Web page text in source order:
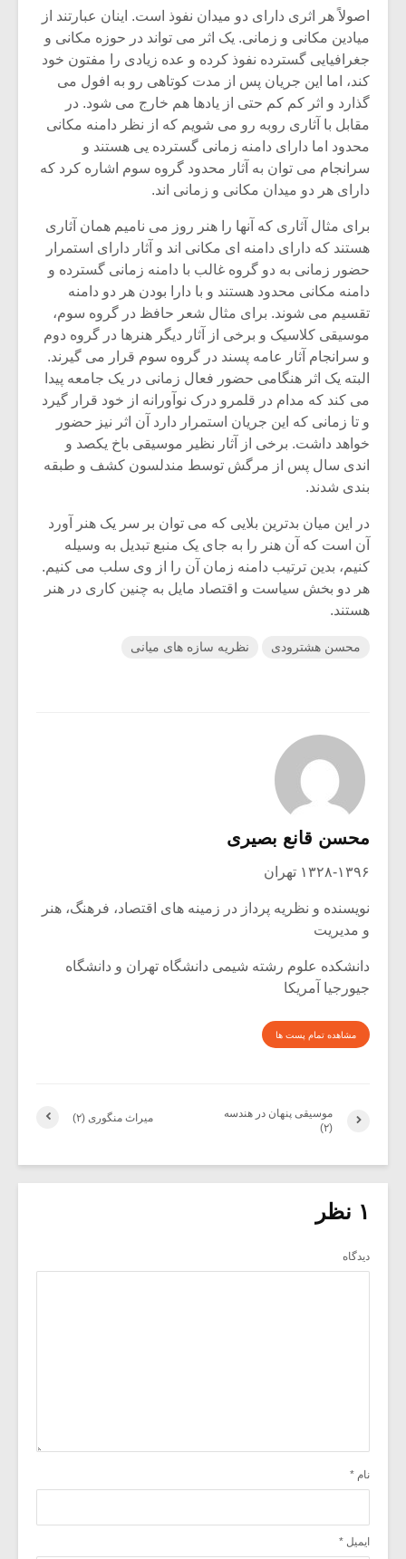
اصولاً هر اثری دارای دو میدان نفوذ است. اینان عبارتند از
میادین مکانی و زمانی. یک اثر می تواند در حوزه مکانی و
جغرافیایی گسترده نفوذ کرده و عده زیادی را مفتون خود
کند، اما این جریان پس از مدت کوتاهی رو به افول می
گذارد و اثر کم کم حتی از یادها هم خارج می شود. در
مقابل با آثاری روبه رو می شویم که از نظر دامنه مکانی
محدود اما دارای دامنه زمانی گسترده یی هستند و
سرانجام می توان به آثار محدود گروه سوم اشاره کرد که
دارای هر دو میدان مکانی و زمانی اند.
برای مثال آثاری که آنها را هنر روز می نامیم همان آثاری
هستند که دارای دامنه ای مکانی اند و آثار دارای استمرار
حضور زمانی به دو گروه غالب با دامنه زمانی گسترده و
دامنه مکانی محدود هستند و با دارا بودن هر دو دامنه
تقسیم می شوند. برای مثال شعر حافظ در گروه سوم،
موسیقی کلاسیک و برخی از آثار دیگر هنرها در گروه دوم
و سرانجام آثار عامه پسند در گروه سوم قرار می گیرند.
البته یک اثر هنگامی حضور فعال زمانی در یک جامعه پیدا
می کند که مدام در قلمرو درک نوآورانه از خود قرار گیرد
و تا زمانی که این جریان استمرار دارد آن اثر نیز حضور
خواهد داشت. برخی از آثار نظیر موسیقی باخ یکصد و
اندی سال پس از مرگش توسط مندلسون کشف و طبقه
بندی شدند.
در این میان بدترین بلایی که می توان بر سر یک هنر آورد
آن است که آن هنر را به جای یک منبع تبدیل به وسیله
کنیم، بدین ترتیب دامنه زمان آن را از وی سلب می کنیم.
هر دو بخش سیاست و اقتصاد مایل به چنین کاری در هنر
هستند.
محسن هشترودی نظریه سازه های میانی
محسن قانع بصیری
۱۳۲۸-۱۳۹۶ تهران
نویسنده و نظریه پرداز در زمینه های اقتصاد، فرهنگ، هنر
و مدیریت
دانشکده علوم رشته شیمی دانشگاه تهران و دانشگاه
جیورجیا آمریکا
مشاهده تمام پست ها
میراث منگوری (۲)
موسیقی پنهان در هندسه
(۲)
۱ نظر
دیدگاه
نام *
ایمیل *
میکلوش روژا
یادداشتی بر موسیقی
متن فیلم «متری
شیش و نیم»
اگر نمی توانی
مشهورترین باشی،
بدنام ترین باش
موسیقی
موسیقی
برگزار
سکانسی